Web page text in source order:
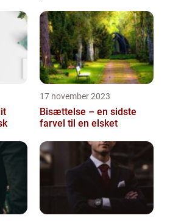
17 november 2023
Bisættelse – en sidste
farvel til en elsket